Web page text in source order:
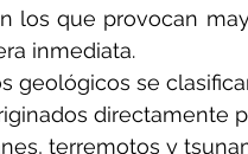
los que provocan
inmediata.
geológicos se
directamente
terremotos y